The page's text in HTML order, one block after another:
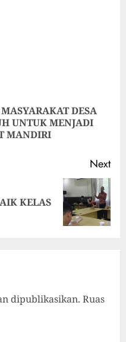
DESA
UNTUK MENJADI
MANDIRI
Next
KELAS
dipublikasikan. Ruas